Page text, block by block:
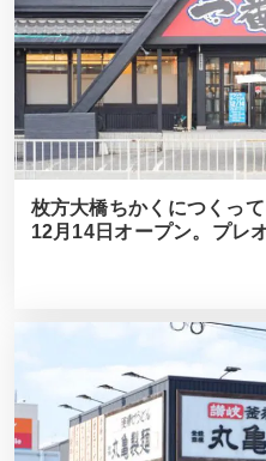
枚方大橋ちかくにつくっ
12月14日オープン。プレ